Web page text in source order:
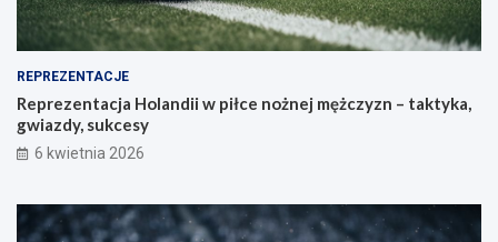
REPREZENTACJE
Reprezentacja Holandii w piłce nożnej mężczyzn – taktyka,
gwiazdy, sukcesy
6 kwietnia 2026